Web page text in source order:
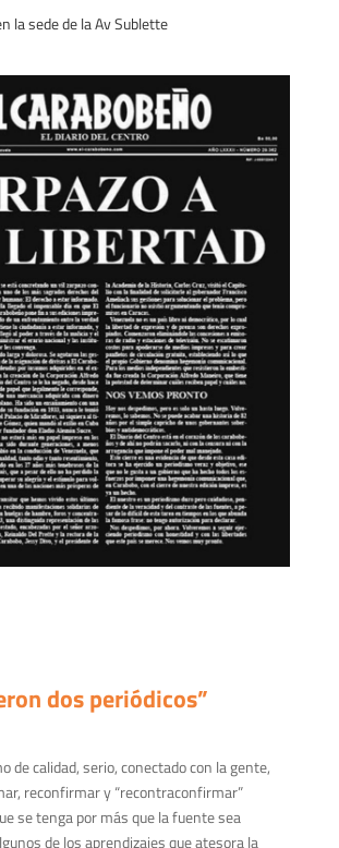
la sede de la Av Sublette
dos periódicos”
de calidad, serio, conectado con la gente,
reconfirmar y “recontraconfirmar”
se tenga por más que la fuente sea
de los aprendizajes que atesora la